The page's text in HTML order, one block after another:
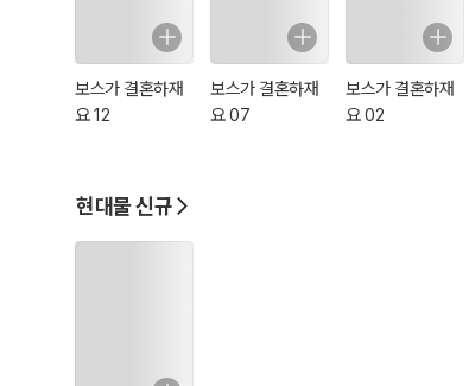
보스가 결혼하재
요 12
보스가 결혼하재
요 07
보스가 결혼하재
요 02
현대물 신규